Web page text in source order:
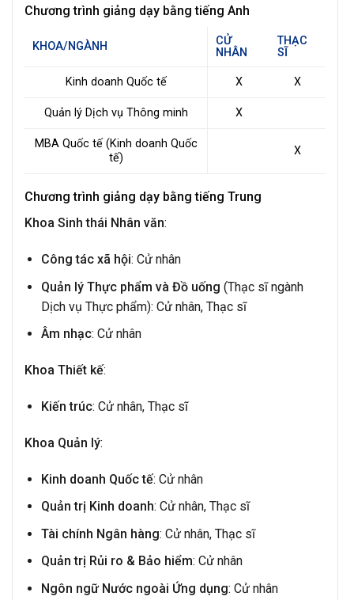
Chương trình giảng dạy bằng tiếng Anh
KHOA/NGÀNH
CỬ
NHÂN
THẠC
SĨ
Kinh doanh Quốc tế X X
Quản lý Dịch vụ Thông minh X
MBA Quốc tế (Kinh doanh Quốc
tế)
X
Chương trình giảng dạy bằng tiếng Trung
Khoa Sinh thái Nhân văn:
Công tác xã hội: Cử nhân
Quản lý Thực phẩm và Đồ uống (Thạc sĩ ngành
Dịch vụ Thực phẩm): Cử nhân, Thạc sĩ
Âm nhạc: Cử nhân
Khoa Thiết kế:
Kiến trúc: Cử nhân, Thạc sĩ
Khoa Quản lý:
Kinh doanh Quốc tế: Cử nhân
Quản trị Kinh doanh: Cử nhân, Thạc sĩ
Tài chính Ngân hàng: Cử nhân, Thạc sĩ
Quản trị Rủi ro & Bảo hiểm: Cử nhân
Ngôn ngữ Nước ngoài Ứng dụng: Cử nhân